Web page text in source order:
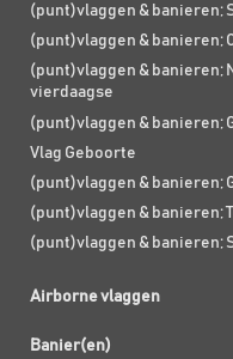
(punt)vlaggen & banieren;
(punt)vlaggen & banieren;
(punt)vlaggen & banieren;
vierdaagse
(punt)vlaggen & banieren;
Vlag Geboorte
(punt)vlaggen & banieren;
(punt)vlaggen & banieren;
(punt)vlaggen & banieren;
Airborne vlaggen
Banier(en)